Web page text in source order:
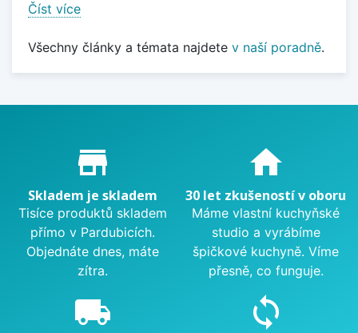
Číst více
Všechny články a témata najdete v naší poradně.
Proč nakupovat u nás?
store_mall_directory
Skladem je skladem
Tisíce produktů skladem
přímo v Pardubicích.
Objednáte dnes, máte
zítra.
home
30 let zkušeností v oboru
Máme vlastní kuchyňské
studio a vyrábíme
špičkové kuchyně. Víme
přesně, co funguje.
local_shipping sync